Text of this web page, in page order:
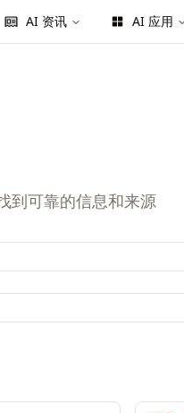
AI 资讯 AI 应用
到可靠的信息和来源